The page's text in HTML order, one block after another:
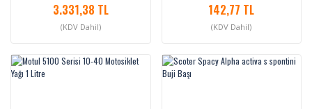
3.331,38 TL
(KDV Dahil)
142,77 TL
(KDV Dahil)